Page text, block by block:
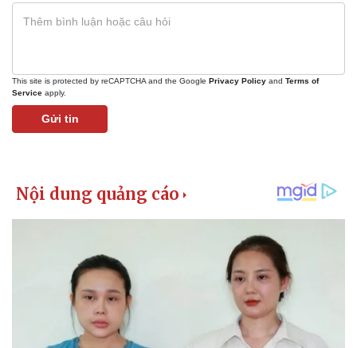
This site is protected by reCAPTCHA and the Google Privacy Policy and Terms of
Service apply.
Gửi tin